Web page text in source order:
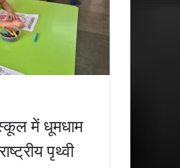
में धूमधाम
पृथ्वी